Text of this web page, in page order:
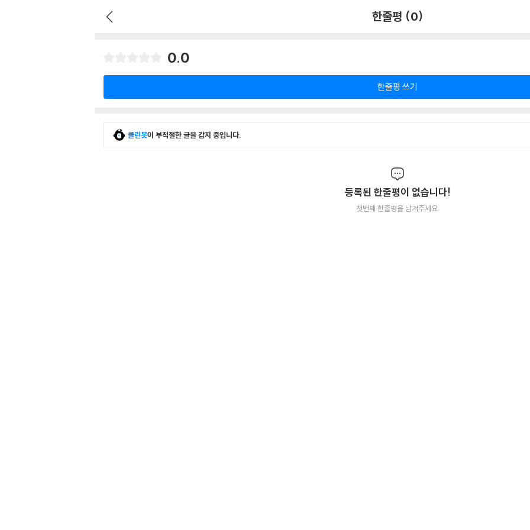
한줄평 (0)
0.0
한줄평 쓰기
클린봇이 부적절한 글을 감지 중입니다.
등록된 한줄평이 없습니다!
첫번째 한줄평을 남겨주세요.